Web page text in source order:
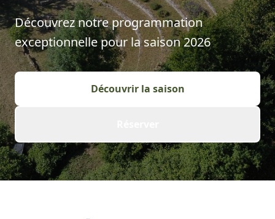
Découvrez notre programmation
exceptionnelle pour la saison2026
Découvrir la saison